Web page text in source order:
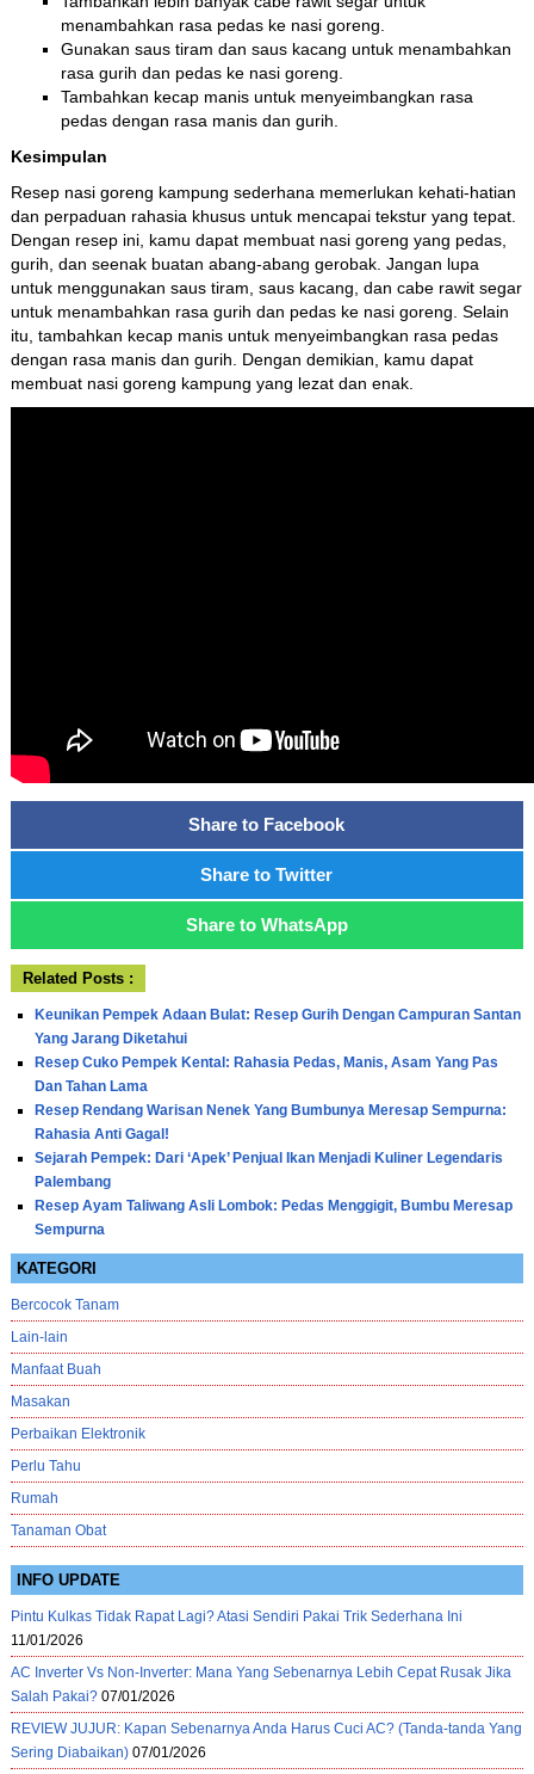
menambahkan rasa pedas ke nasi goreng.
Gunakan saus tiram dan saus kacang untuk menambahkan
rasa gurih dan pedas ke nasi goreng.
Tambahkan kecap manis untuk menyeimbangkan rasa
pedas dengan rasa manis dan gurih.
Kesimpulan
Resep nasi goreng kampung sederhana memerlukan kehati-hatian
dan perpaduan rahasia khusus untuk mencapai tekstur yang tepat.
Dengan resep ini, kamu dapat membuat nasi goreng yang pedas,
gurih, dan seenak buatan abang-abang gerobak. Jangan lupa
untuk menggunakan saus tiram, saus kacang, dan cabe rawit segar
untuk menambahkan rasa gurih dan pedas ke nasi goreng. Selain
itu, tambahkan kecap manis untuk menyeimbangkan rasa pedas
dengan rasa manis dan gurih. Dengan demikian, kamu dapat
membuat nasi goreng kampung yang lezat dan enak.
Share to Facebook
Share to Twitter
Share to WhatsApp
Related Posts :
Keunikan Pempek Adaan Bulat: Resep Gurih Dengan Campuran Santan
Yang Jarang Diketahui
Resep Cuko Pempek Kental: Rahasia Pedas, Manis, Asam Yang Pas
Dan Tahan Lama
Resep Rendang Warisan Nenek Yang Bumbunya Meresap Sempurna:
Rahasia Anti Gagal!
Sejarah Pempek: Dari ‘Apek’ Penjual Ikan Menjadi Kuliner Legendaris
Palembang
Resep Ayam Taliwang Asli Lombok: Pedas Menggigit, Bumbu Meresap
Sempurna
KATEGORI
Bercocok Tanam
Lain-lain
Manfaat Buah
Masakan
Perbaikan Elektronik
Perlu Tahu
Rumah
Tanaman Obat
INFO UPDATE
Pintu Kulkas Tidak Rapat Lagi? Atasi Sendiri Pakai Trik Sederhana Ini
11/01/2026
AC Inverter Vs Non-Inverter: Mana Yang Sebenarnya Lebih Cepat Rusak Jika
Salah Pakai? 07/01/2026
REVIEW JUJUR: Kapan Sebenarnya Anda Harus Cuci AC? (Tanda-tanda Yang
Sering Diabaikan) 07/01/2026